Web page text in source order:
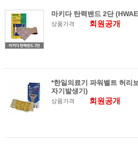
마키다 탄력밴드 2단
상품가격 회원공개
*한일의료기 파워벨트 허리
자기발생기)
상품가격 회원공개